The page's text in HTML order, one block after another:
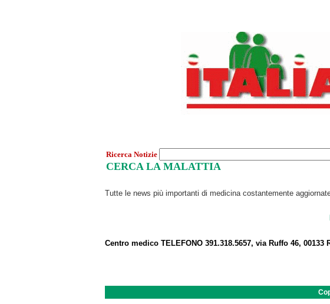
Ricerca Notizie
CERCA LA MALATTIA
Tutte le news più importanti di medicina costantemente
Centro medico TELEFONO 391.318.5657, via Ruffo 46, 00133